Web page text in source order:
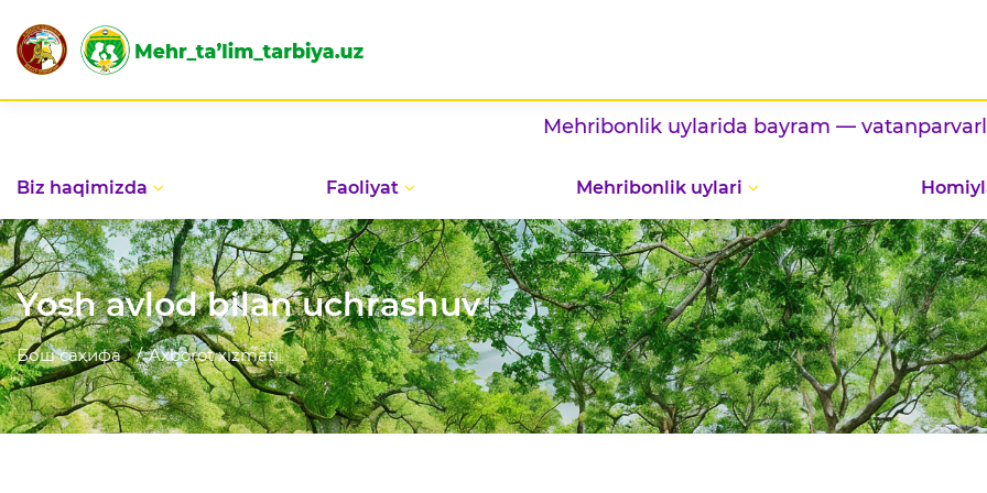
Mehribonlik uylarida bayram — vatanparvarlik va milliy
Biz haqimizda Faoliyat Mehribonlik uylari
Yosh avlod bilan uchrashuv
Бош саҳифа Axborot xizmati